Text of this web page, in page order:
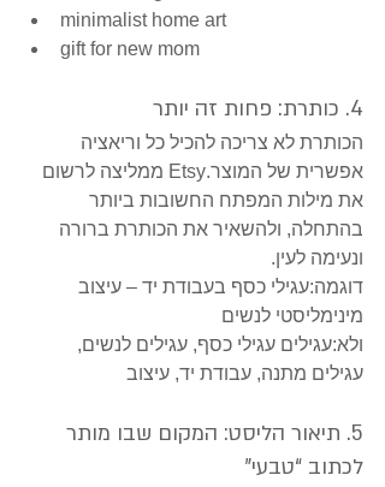
minimalist home art
gift for new mom
4. כותרת: פחות זה יותר
הכותרת לא צריכה להכיל כל וריאציה
אפשרית של המוצר.Etsy ממליצה לרשום
את מילות המפתח החשובות ביותר
בהתחלה, ולהשאיר את הכותרת ברורה
ונעימה לעין.
דוגמה:עגילי כסף בעבודת יד – עיצוב
מינימליסטי לנשים
ולא:עגילים עגילי כסף, עגילים לנשים,
עגילים מתנה, עבודת יד, עיצוב
5. תיאור הליסט: המקום שבו מותר
לכתוב “טבעי”